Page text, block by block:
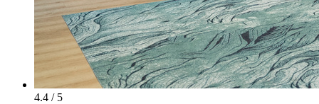
4.4 / 5